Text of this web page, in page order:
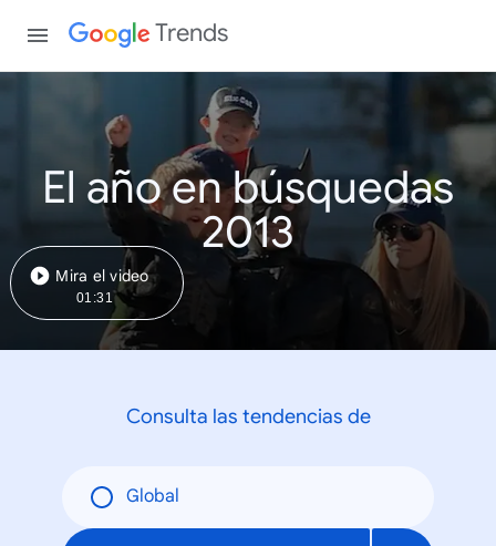
Trends
El año en búsquedas
2013
Mira el video
01:31
Consulta las tendencias de
Global